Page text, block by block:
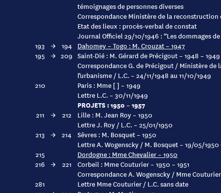
témoignages de personnes diverses
Correspondance Ministère de la reconstruction
Etat des lieux : procès-verbal de constat
Journal Officiel 29/10/1946 : ”Les dommages
193
→ 194
Dahomey – Togo : M. Crouzat – 1947
195
→ 209 Saint-Dié : M. Gérard de Précigout – 1948 – 1949
Correspondance G. de Précigout / Ministère
l’urbanisme / L.C. – 24/11/1948 au 11/10/1949
210
Paris : Mme [ ] – 1949
Lettre L.C. – 30/11/1949
PROJETS : 1950 – 1957
211 → 212
Lille : M. Jean Roy – 1950
Lettre J. Roy / L.C. – 25/01/1950
213
→ 214 Sêvres : M. Bosquet – 1950
Lettre A. Wogenscky / M. Bosquet – 19/05/
215
Dordogne : Mme Chevalier – 1950
216
→ 221
Corbeil : Mme Couturier – 1950 – 1951
Correspondance A. Wogenscky / Mme
281
Lettre Mme Couturier / L.C. sans date